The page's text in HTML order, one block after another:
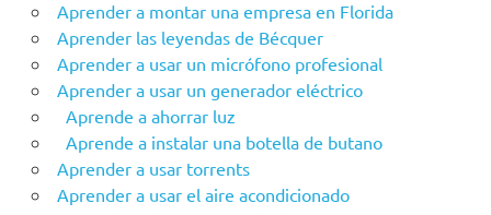
Aprender a montar una empresa en Florida
Aprender las leyendas de Bécquer
Aprender a usar un micrófono profesional
Aprender a usar un generador eléctrico
Aprende a ahorrar luz
Aprende a instalar una botella de butano
Aprender a usar torrents
Aprender a usar el aire acondicionado